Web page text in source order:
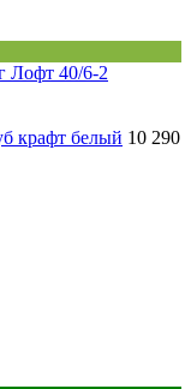
крафт белый 10 290